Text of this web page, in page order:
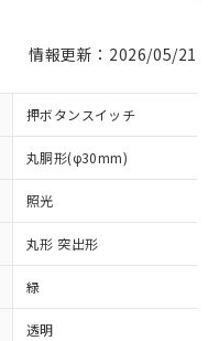
情報更新：2026/05/21
押ボタンスイッチ
丸胴形(φ30mm)
照光
丸形 突出形
緑
透明